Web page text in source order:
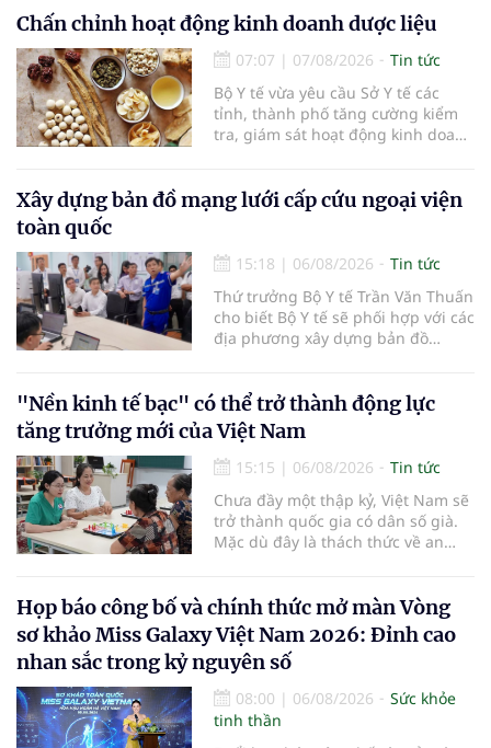
tham gia của các chủ doanh
nghiệp, chủ quán cà phê, hợp tác
xã, người làm nông nghiệp và
những người yêu thích cà phê.
Chấn chỉnh hoạt động kinh doanh dược liệu
07:07 | 07/08/2026
Tin tức
Bộ Y tế vừa yêu cầu Sở Y tế các
tỉnh, thành phố tăng cường kiểm
tra, giám sát hoạt động kinh doanh
Xây dựng bản đồ mạng lưới cấp cứu ngoại viện
toàn quốc
15:18 | 06/08/2026
Tin tức
Thứ trưởng Bộ Y tế Trần Văn Thuấn
cho biết Bộ Y tế sẽ phối hợp với các
địa phương xây dựng bản đồ
thiện cơ chế tài chính và đa dạng
hóa phương tiện nhằm nâng cao
năng lực cấp cứu trước viện trên
phạm vi cả nước.
"Nền kinh tế bạc" có thể trở thành động lực
tăng trưởng mới của Việt Nam
15:15 | 06/08/2026
Tin tức
Chưa đầy một thập kỷ, Việt Nam sẽ
trở thành quốc gia có dân số già.
Mặc dù đây là thách thức về an
có giá trị hàng tỷ USD.
Họp báo công bố và chính thức mở màn Vòng
sơ khảo Miss Galaxy Việt Nam 2026: Đỉnh cao
nhan sắc trong kỷ nguyên số
08:00 | 06/08/2026
Sức khỏe
tinh thần